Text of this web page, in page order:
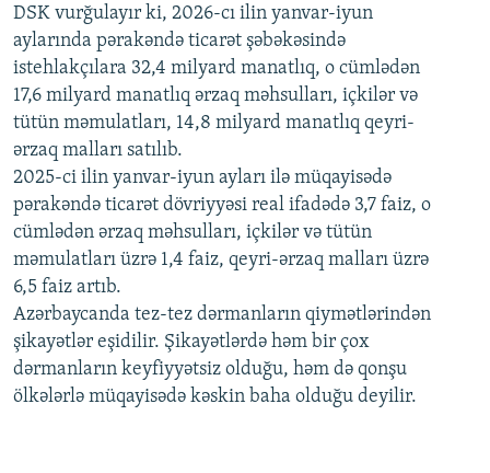
DSK vurğulayır ki, 2026-cı ilin yanvar-iyun
aylarında pərakəndə ticarət şəbəkəsində
istehlakçılara 32,4 milyard manatlıq, o cümlədən
17,6 milyard manatlıq ərzaq məhsulları, içkilər və
tütün məmulatları, 14,8 milyard manatlıq qeyri-
ərzaq malları satılıb.
2025-ci ilin yanvar-iyun ayları ilə müqayisədə
pərakəndə ticarət dövriyyəsi real ifadədə 3,7 faiz, o
cümlədən ərzaq məhsulları, içkilər və tütün
məmulatları üzrə 1,4 faiz, qeyri-ərzaq malları üzrə
6,5 faiz artıb.
Azərbaycanda tez-tez dərmanların qiymətlərindən
şikayətlər eşidilir. Şikayətlərdə həm bir çox
dərmanların keyfiyyətsiz olduğu, həm də qonşu
ölkələrlə müqayisədə kəskin baha olduğu deyilir.